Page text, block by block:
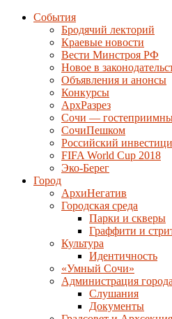
События
Бродячий лекторий
Краевые новости
Вести Минстроя РФ
Новое в
Объявления и анонсы
Конкурсы
АрхРазрез
Сочи —
СочиПешком
Российский
FIFA World Cup 2018
Эко-Берег
Город
АрхиНегатив
Городская среда
Парки и скверы
Граффити и
Культура
Идентичность
«Умный Сочи»
Администрация
Слушания
Документы